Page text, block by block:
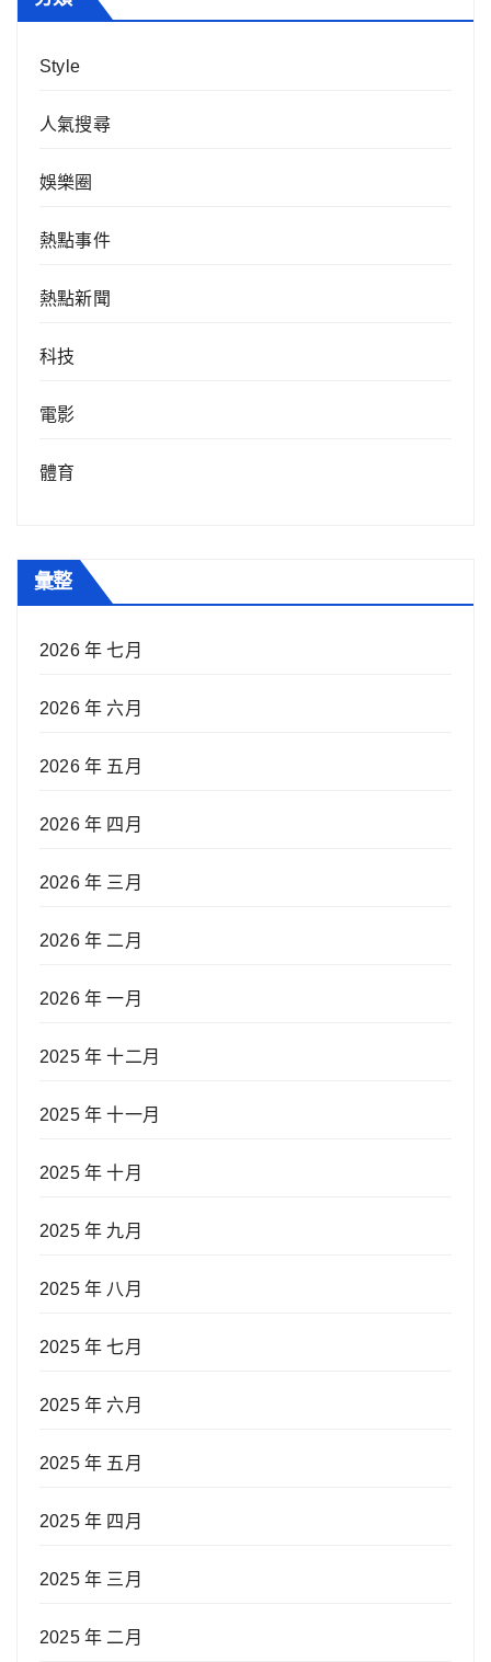
Style
人氣搜尋
娛樂圈
熱點事件
熱點新聞
科技
電影
體育
彙整
2026 年 七月
2026 年 六月
2026 年 五月
2026 年 四月
2026 年 三月
2026 年 二月
2026 年 一月
2025 年 十二月
2025 年 十一月
2025 年 十月
2025 年 九月
2025 年 八月
2025 年 七月
2025 年 六月
2025 年 五月
2025 年 四月
2025 年 三月
2025 年 二月